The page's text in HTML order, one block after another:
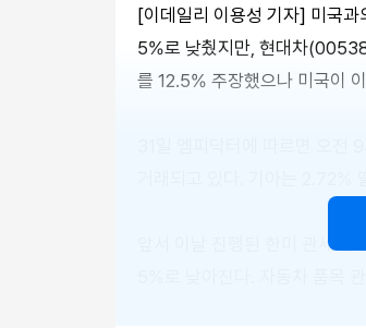
[이데일리 이용성 기자] 미국
5%로 낮췄지만, 현대차
를 12.5% 주장했으나 미국이
거래되고 있다. 기아는 2.72%
앞서 이날 진행된 한미 관세
5%로 낮아진다. 자동차 품목